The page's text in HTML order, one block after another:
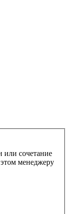
или сочетание
менеджеру